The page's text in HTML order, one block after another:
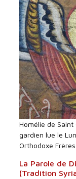
Homélie de Saint
gardien lue le
Orthodoxe
La Parole de
(Tradition